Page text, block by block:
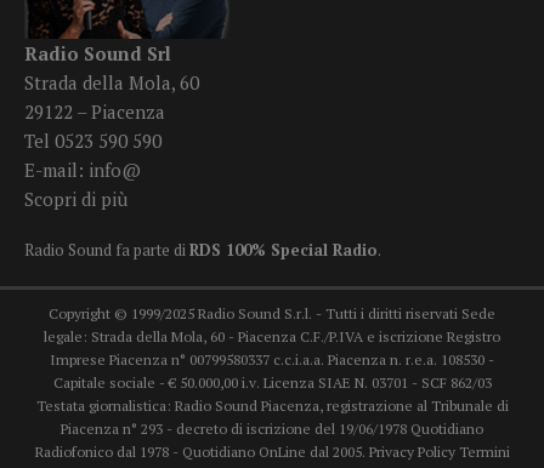
Radio Sound Srl
Strada della Mola, 60
29122 – Piacenza
Tel 0523 590 590
E-mail: info@
Scopri di più
Radio Sound fa parte diRDS 100% Special Radio.
Copyright © 1999/2025 Radio Sound S.r.l. - Tutti i diritti riservati Sede
legale: Strada della Mola, 60 - Piacenza C.F./P.IVA e iscrizione Registro
Imprese Piacenza n° 00799580337 c.c.i.a.a. Piacenza n. r.e.a. 108530 -
Capitale sociale - € 50.000,00 i.v. Licenza SIAE N. 03701 - SCF 862/03
Testata giornalistica: Radio Sound Piacenza, registrazione al Tribunale di
Piacenza n° 293 - decreto di iscrizione del 19/06/1978 Quotidiano
Radiofonico dal 1978 - Quotidiano OnLine dal 2005. Privacy Policy Termini